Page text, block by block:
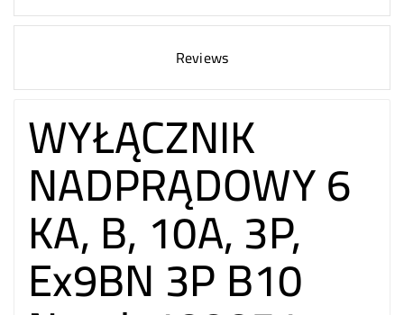
Reviews
WYŁĄCZNIK
NADPRĄDOWY 6
KA, B, 10A, 3P,
Ex9BN 3P B10